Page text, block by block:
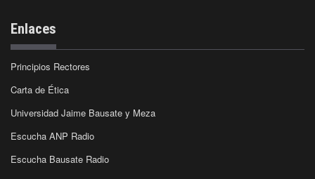
Enlaces
Principios Rectores
Carta de Ética
Universidad Jaime Bausate y Meza
Escucha ANP Radio
Escucha Bausate Radio